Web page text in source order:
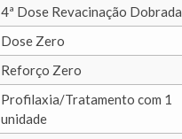
4ª Dose Revacinação Dobrada
Dose Zero
Reforço Zero
Profilaxia/Tratamento com 1
unidade